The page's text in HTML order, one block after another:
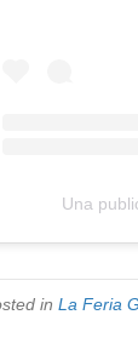
Una
in La Feria